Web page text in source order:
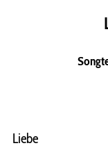
Liebe